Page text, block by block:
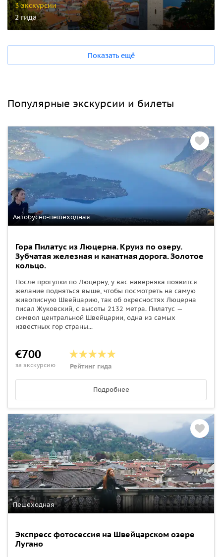
3 экскурсии
2 гида
Показать ещё
Популярные экскурсии и билеты
Автобусно-пешеходная
Гора Пилатус из Люцерна. Круиз по озеру.
Зубчатая железная и канатная дорога. Золотое
кольцо.
После прогулки по Люцерну, у вас наверняка появится
желание подняться выше, чтобы посмотреть на самую
живописную Швейцарию, так об окресностях Люцерна
писал Жуковский, с высоты 2132 метра. Пилатус —
символ центральной Швейцарии, одна из самых
известных гор страны...
€700
за экскурсию Рейтинг гида
Подробнее
Пешеходная
Экспресс фотосессия на Швейцарском озере
Лугано